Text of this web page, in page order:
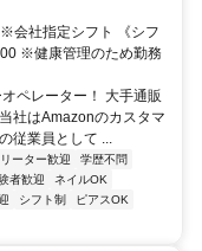
会社指定シフト 《シフ
※健康管理のため勤務
ペレーター！ 大手通販
社はAmazonのカスタマ
従業員として ...
ーター歓迎
学歴不問
者歓迎
ネイルOK
シフト制
ピアスOK